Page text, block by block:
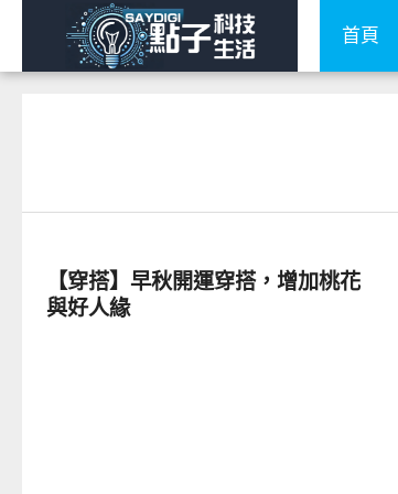
首頁
【穿搭】早秋開運穿搭，增加桃花
與好人緣